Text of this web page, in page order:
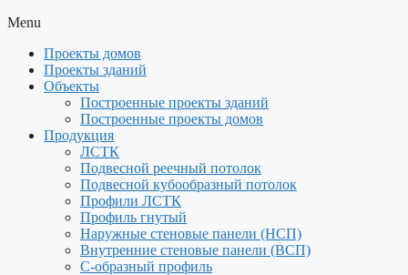
Menu
Проекты домов
Проекты зданий
Объекты
Построенные проекты зданий
Построенные проекты домов
Продукция
ЛСТК
Подвесной реечный потолок
Подвесной кубообразный потолок
Профили ЛСТК
Профиль гнутый
Наружные стеновые панели (НСП)
Внутренние стеновые панели (ВСП)
С-образный профиль